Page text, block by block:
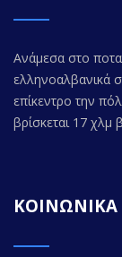
Ανάμεσα στο
ελληνοαλβανικά
επίκεντρο την
βρίσκεται 17 χλμ
ΚΟΙΝΩΝΙΚΑ